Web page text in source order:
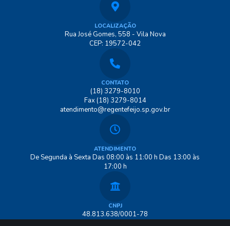
LOCALIZAÇÃO
Rua José Gomes, 558 - Vila Nova
CEP: 19572-042
CONTATO
(18) 3279-8010
Fax (18) 3279-8014
atendimento@regentefeijo.sp.gov.br
ATENDIMENTO
De Segunda à Sexta Das 08:00 às 11:00 h Das 13:00 às
17:00 h
CNPJ
48.813.638/0001-78